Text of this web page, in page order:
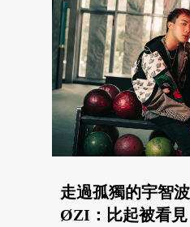
走過孤獨的宇智
ØZI：比起被看